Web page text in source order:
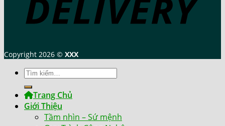
Copyright 2026 © XXX
Tìm
kiếm:
Trang Chủ
Giới Thiệu
Tầm nhìn – Sứ mệnh